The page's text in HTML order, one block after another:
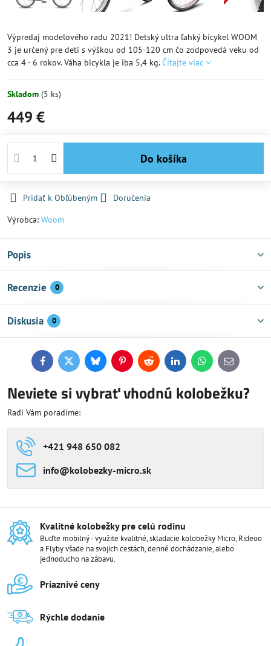
Výpredaj modelového radu 2021! Detský ultra ľahký bicykel WOOM
3 je určený pre deti s výškou od 105-120 cm čo zodpovedá veku od
cca 4 - 6 rokov. Váha bicykla je iba 5,4 kg.Čítajte viac
Skladom (5 ks)
449 €
Do košíka
Pridať k Obľúbeným
Doručenia
Výrobca: Woom
Popis
Recenzie 0
Diskusia 0
FacebookTwitterBlueskyPinterestReddit LinkedInWhatsApp
E-
mail
Neviete si vybrať vhodnú kolobežku?
Radi Vám poradíme:
+421 948 650 082
info​@kolobezky-micro​.sk
Kvalitné kolobežky pre celú rodinu
Buďte mobilný - využite kvalitné, skladacie kolobežky Micro, Rideoo
a Flyby všade na svojich cestách, denné dochádzanie, alebo
jednoducho na zábavu.
Priaznivé ceny
Rýchle dodanie